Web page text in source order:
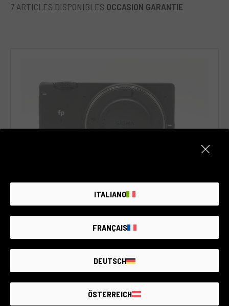
7 ARTICLES DISPONIBLES OCCASION GARANTIE
3 Disponibles
ITALIANO
FRANÇAIS
DEUTSCH
ÖSTERREICH